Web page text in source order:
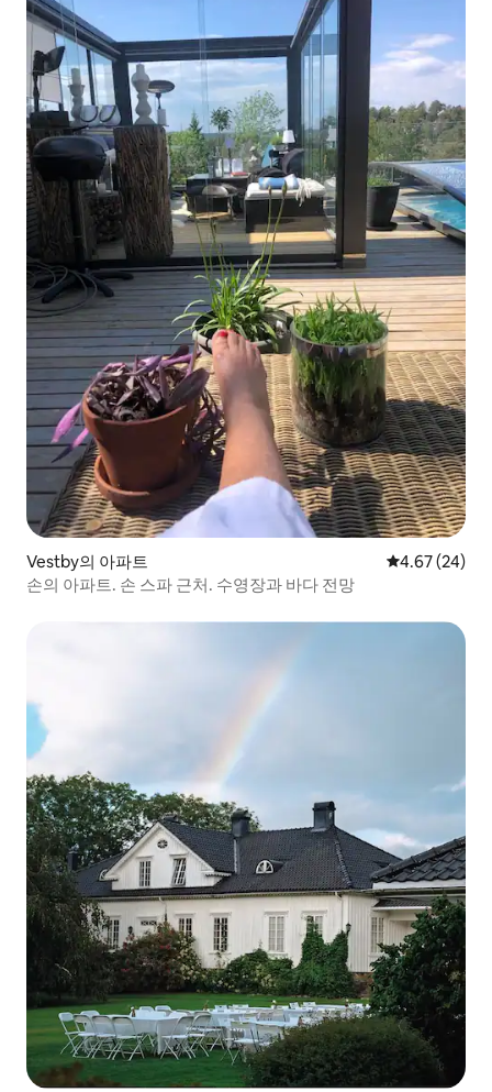
Vestby의 아파트 평점 4.67점(5
4.67 (24)
손의 아파트. 손 스파 근처. 수영장과 바다 전망